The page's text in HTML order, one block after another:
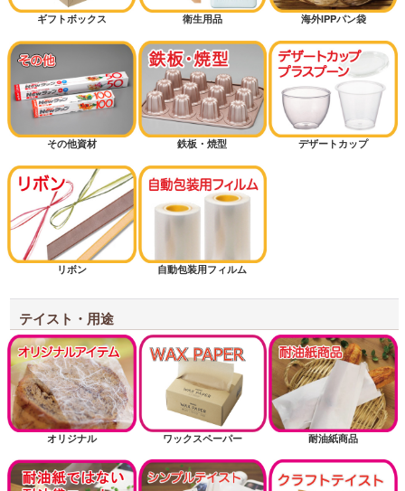
ギフトボックス 衛生用品 海外IPPパン袋
その他資材 鉄板・焼型 デザートカップ
リボン 自動包装用フィルム
テイスト・用途
オリジナル ワックスペーパー 耐油紙商品